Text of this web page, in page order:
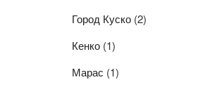
Город Куско (2)
Кенко (1)
Марас (1)